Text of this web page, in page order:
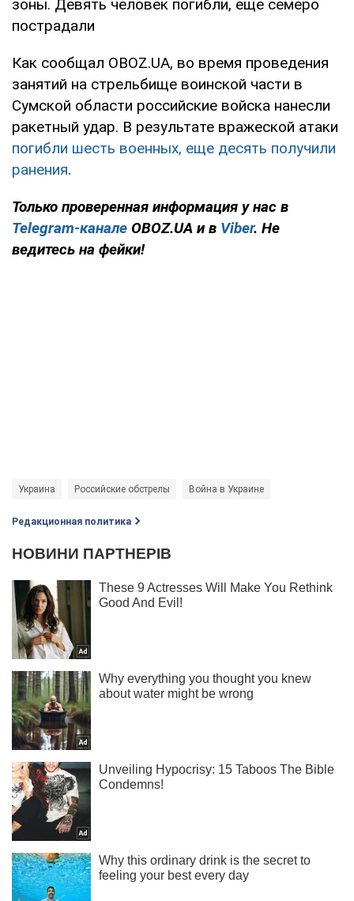
зоны. Девять человек погибли, еще семеро
пострадали
Как сообщал OBOZ.UA, во время проведения
занятий на стрельбище воинской части в
Сумской области российские войска нанесли
ракетный удар. В результате вражеской атаки
погибли шесть военных, еще десять получили
ранения.
Только проверенная информация у нас в
Telegram-канале OBOZ.UA и в Viber. Не
ведитесь на фейки!
Украина Российские обстрелы Война в Украине
Редакционная политика